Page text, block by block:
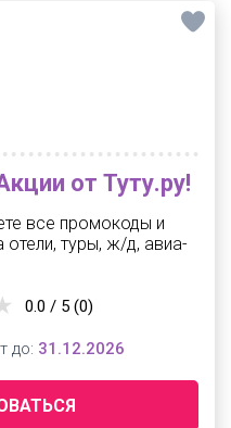
от Туту.ру!
все промокоды и
отели, туры, ж/д, авиа-
0.0 / 5 (0)
до: 31.12.2026